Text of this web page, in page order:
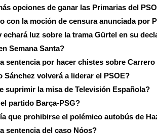
opciones de ganar las Primarias del
con la moción de censura anunciada por
echará luz sobre la trama Gürtel en su
Semana Santa?
sentencia por hacer chistes sobre
Sánchez volverá a liderar el PSOE?
suprimir la misa de Televisión Española?
partido Barça-PSG?
que prohibirse el polémico autobús de
sentencia del caso Nóos?